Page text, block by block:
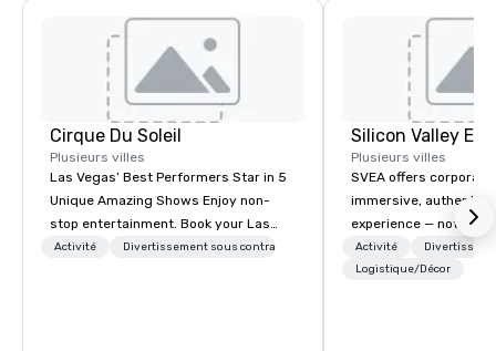
Cirque Du Soleil
Plusieurs villes
Las Vegas’ Best Performers Star in 5
Unique Amazing Shows Enjoy non-
stop entertainment. Book your Las
Vegas show tickets.
Activité Divertissement sous contrat
Plusieurs villes
SVEA offers
immersive, authentic
experience — not a
transformation. We
facilitate custom
Activité
Logistique/Décor